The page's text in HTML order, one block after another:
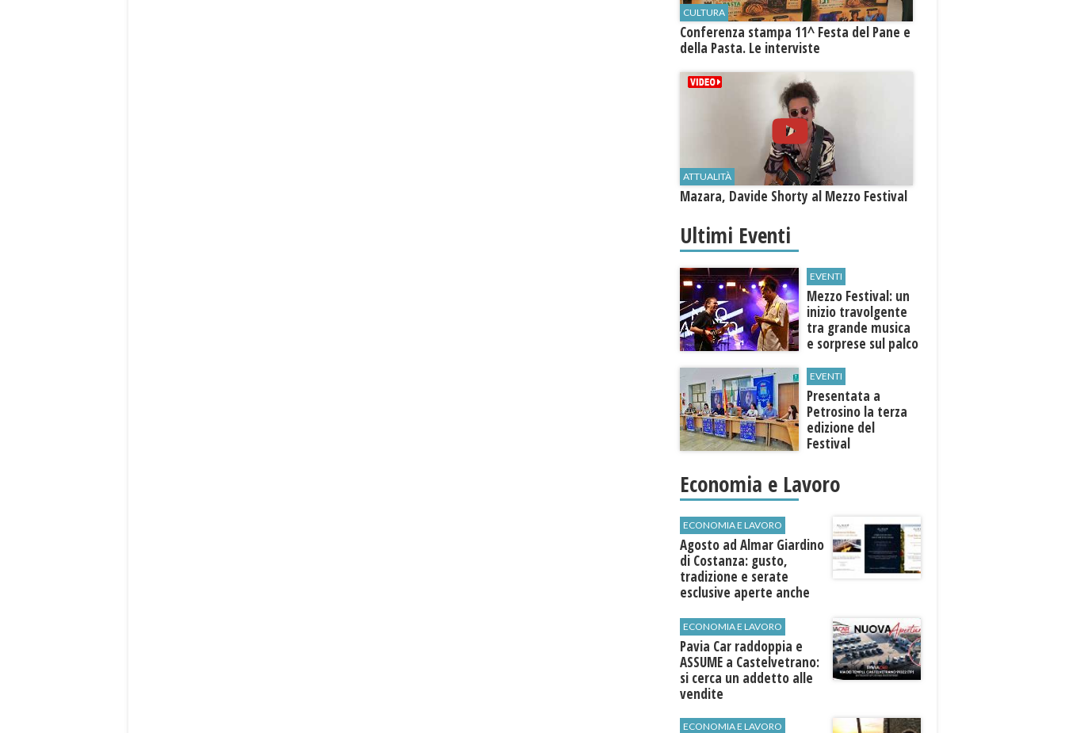
CULTURA
Conferenza stampa 11^ Festa del Pane e
della Pasta. Le interviste
ATTUALITÀ
Mazara, Davide Shorty al Mezzo Festival
Ultimi Eventi
EVENTI
Mezzo Festival: un
inizio travolgente
tra grande musica
e sorprese sul palco
EVENTI
Presentata a
Petrosino la terza
edizione del
Festival
"Voci dal
Economia e Lavoro
ECONOMIA E LAVORO
Agosto ad Almar Giardino
di Costanza: gusto,
tradizione e serate
esclusive aperte anche
ECONOMIA E LAVORO
Pavia Car raddoppia e
ASSUME a Castelvetrano:
si cerca un addetto alle
vendite
ECONOMIA E LAVORO